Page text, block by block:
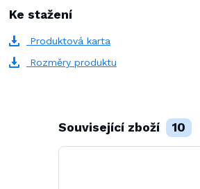
Ke stažení
Produktová karta
Rozměry produktu
Související zboží 10